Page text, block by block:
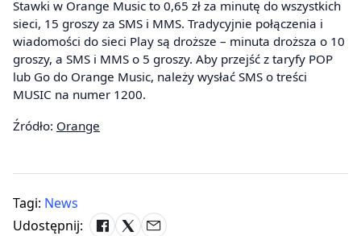
Stawki w Orange Music to 0,65 zł za minutę do wszystkich
sieci, 15 groszy za SMS i MMS. Tradycyjnie połączenia i
wiadomości do sieci Play są droższe – minuta droższa o 10
groszy, a SMS i MMS o 5 groszy. Aby przejść z taryfy POP
lub Go do Orange Music, należy wysłać SMS o treści
MUSIC na numer 1200.
Źródło: Orange
Tagi: News
Udostępnij: